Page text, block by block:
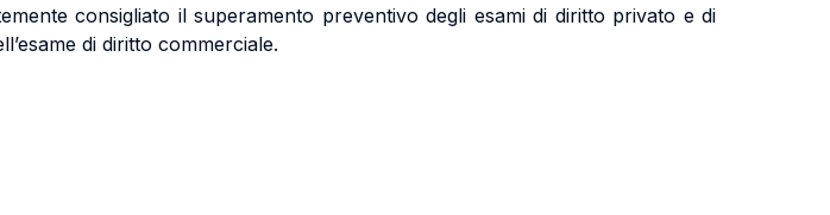
consigliato il superamento preventivo degli esami di diritto privato e di
di diritto commerciale.